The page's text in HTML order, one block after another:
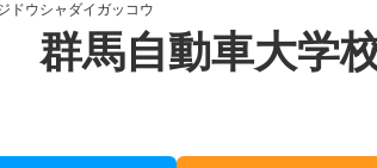
ウシャダイガッコウ
群馬自動車大学